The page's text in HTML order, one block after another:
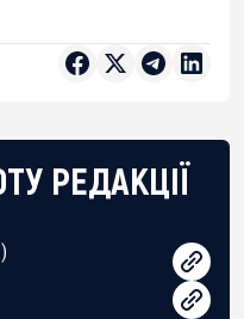
РЕДАКЦІЇ